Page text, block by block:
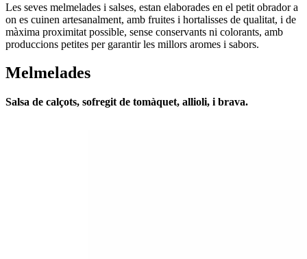
Les seves melmelades i salses, estan elaborades en el petit obrador a
on es cuinen artesanalment, amb fruites i hortalisses de qualitat, i de
màxima proximitat possible, sense conservants ni colorants, amb
produccions petites per garantir les millors aromes i sabors.
Melmelades
Salsa de calçots, sofregit de tomàquet, allioli, i brava.